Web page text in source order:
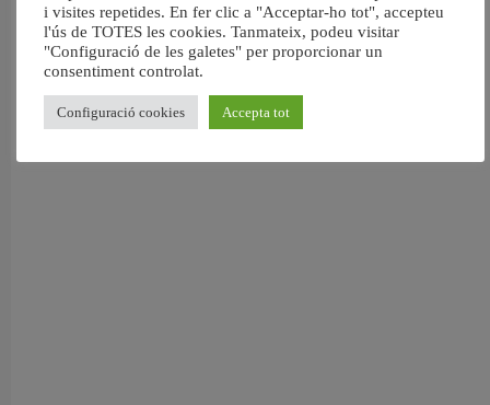
València retira prop de 15.000 litres de residus de la Devesa durant el mes de
juliol
6 agost, 2026
i visites repetides. En fer clic a "Acceptar-ho tot", accepteu
l'ús de TOTES les cookies. Tanmateix, podeu visitar
"Configuració de les galetes" per proporcionar un
consentiment controlat.
Configuració cookies Accepta tot